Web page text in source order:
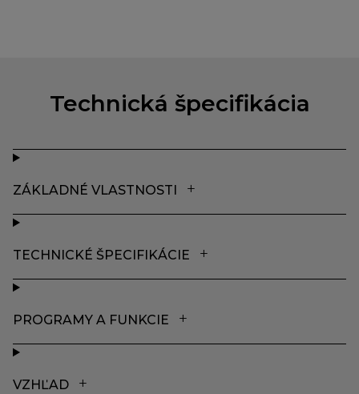
Technická špecifikácia
ZÁKLADNÉ VLASTNOSTI
TECHNICKÉ ŠPECIFIKÁCIE
PROGRAMY A FUNKCIE
VZHĽAD